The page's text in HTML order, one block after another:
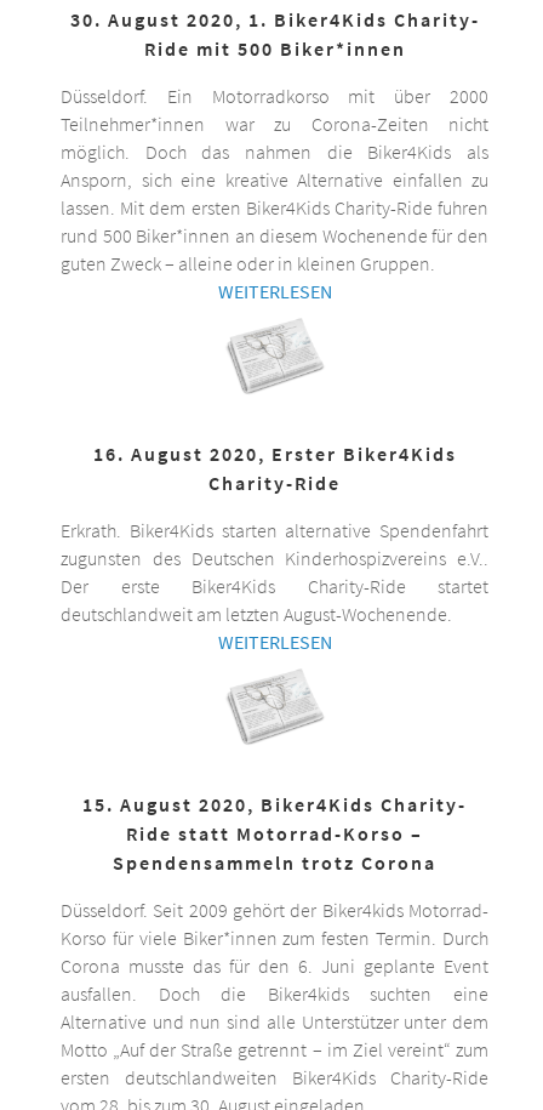
30. August 2020, 1. Biker4Kids Charity-
Ride mit 500 Biker*innen
Düsseldorf. Ein Motorradkorso mit über 2000
Teilnehmer*innen war zu Corona-Zeiten nicht
möglich. Doch das nahmen die Biker4Kids als
Ansporn, sich eine kreative Alternative einfallen zu
lassen. Mit dem ersten Biker4Kids Charity-Ride fuhren
rund 500 Biker*innen an diesem Wochenende für den
guten Zweck – alleine oder in kleinen Gruppen.
WEITERLESEN
16. August 2020, Erster Biker4Kids
Charity-Ride
Erkrath. Biker4Kids starten alternative Spendenfahrt
zugunsten des Deutschen Kinderhospizvereins e.V..
Der erste Biker4Kids Charity-Ride startet
deutschlandweit am letzten August-Wochenende.
WEITERLESEN
15. August 2020, Biker4Kids Charity-
Ride statt Motorrad-Korso –
Spendensammeln trotz Corona
Düsseldorf. Seit 2009 gehört der Biker4kids Motorrad-
Korso für viele Biker*innen zum festen Termin. Durch
Corona musste das für den 6. Juni geplante Event
ausfallen. Doch die Biker4kids suchten eine
Alternative und nun sind alle Unterstützer unter dem
Motto „Auf der Straße getrennt – im Ziel vereint“ zum
ersten deutschlandweiten Biker4Kids Charity-Ride
vom 28. bis zum 30. August eingeladen.